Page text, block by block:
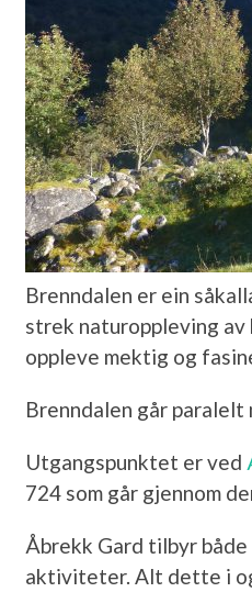
Brenndalen er ein
strek naturoppleving
oppleve mektig og
Brenndalen går paralelt
Utgangspunktet er ved
724 som går gjennom
Åbrekk Gard tilbyr
aktiviteter. Alt dette i